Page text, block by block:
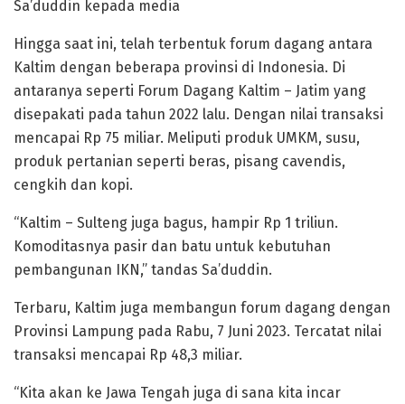
Sa’duddin kepada media
Hingga saat ini, telah terbentuk forum dagang antara
Kaltim dengan beberapa provinsi di Indonesia. Di
antaranya seperti Forum Dagang Kaltim – Jatim yang
disepakati pada tahun 2022 lalu. Dengan nilai transaksi
mencapai Rp 75 miliar. Meliputi produk UMKM, susu,
produk pertanian seperti beras, pisang cavendis,
cengkih dan kopi.
“Kaltim – Sulteng juga bagus, hampir Rp 1 triliun.
Komoditasnya pasir dan batu untuk kebutuhan
pembangunan IKN,” tandas Sa’duddin.
Terbaru, Kaltim juga membangun forum dagang dengan
Provinsi Lampung pada Rabu, 7 Juni 2023. Tercatat nilai
transaksi mencapai Rp 48,3 miliar.
“Kita akan ke Jawa Tengah juga di sana kita incar